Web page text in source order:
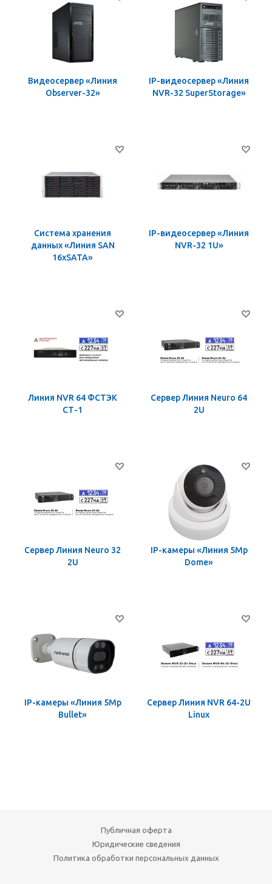
Видеосервер «Линия
Observer-32»
IP-видеосервер «Линия
NVR-32 SuperStorage»
Система хранения
данных «Линия SAN
16хSATA»
IP-видеосервер «Линия
NVR-32 1U»
Линия NVR 64 ФСТЭК
СТ-1
Сервер Линия Neuro 64
2U
Сервер Линия Neuro 32
2U
IP-камеры «Линия 5Mp
Dome»
IP-камеры «Линия 5Mp
Bullet»
Сервер Линия NVR 64-2U
Linux
Публичная оферта
Юридические сведения
Политика обработки персональных данных